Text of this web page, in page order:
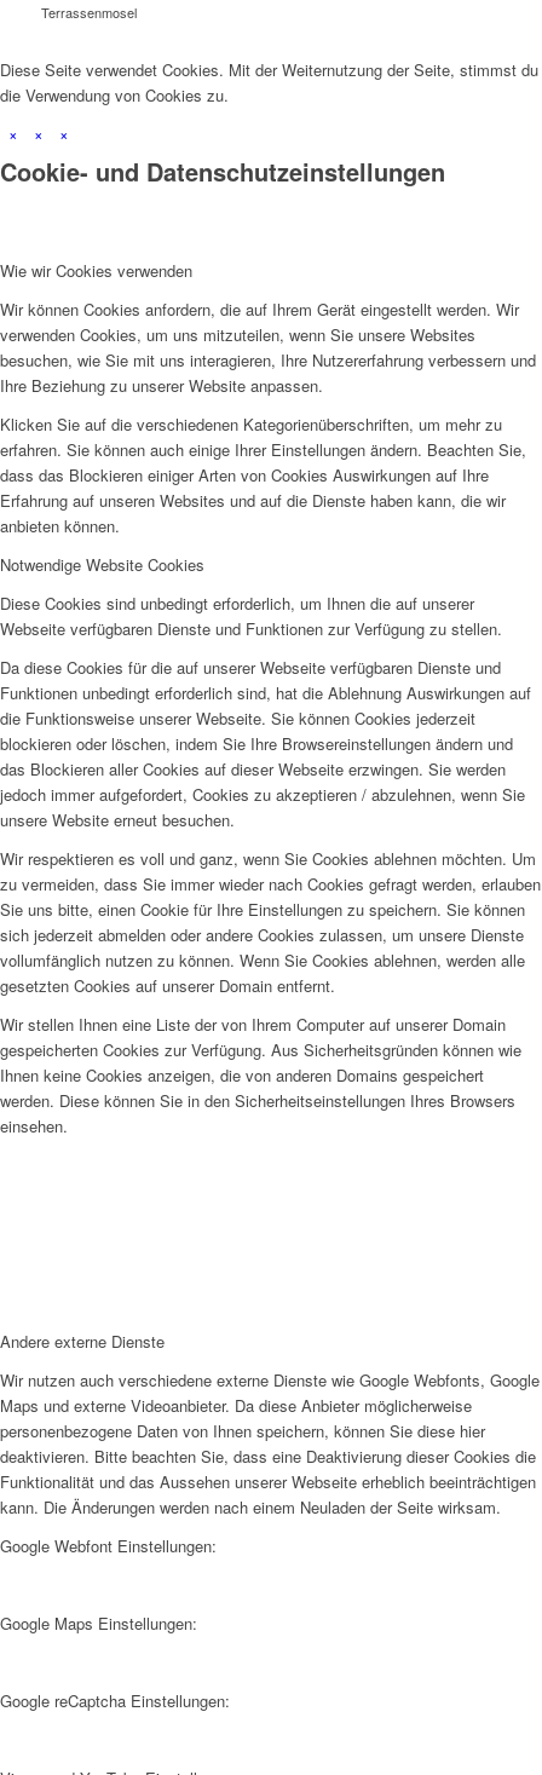
Terrassenmosel
Diese Seite verwendet Cookies. Mit der Weiternutzung der Seite, stimmst du
die Verwendung von Cookies zu.
×
× ×
Cookie- und Datenschutzeinstellungen
Wie wir Cookies verwenden
Wir können Cookies anfordern, die auf Ihrem Gerät eingestellt werden. Wir
verwenden Cookies, um uns mitzuteilen, wenn Sie unsere Websites
besuchen, wie Sie mit uns interagieren, Ihre Nutzererfahrung verbessern und
Ihre Beziehung zu unserer Website anpassen.
Klicken Sie auf die verschiedenen Kategorienüberschriften, um mehr zu
erfahren. Sie können auch einige Ihrer Einstellungen ändern. Beachten Sie,
dass das Blockieren einiger Arten von Cookies Auswirkungen auf Ihre
Erfahrung auf unseren Websites und auf die Dienste haben kann, die wir
anbieten können.
Notwendige Website Cookies
Diese Cookies sind unbedingt erforderlich, um Ihnen die auf unserer
Webseite verfügbaren Dienste und Funktionen zur Verfügung zu stellen.
Da diese Cookies für die auf unserer Webseite verfügbaren Dienste und
Funktionen unbedingt erforderlich sind, hat die Ablehnung Auswirkungen auf
die Funktionsweise unserer Webseite. Sie können Cookies jederzeit
blockieren oder löschen, indem Sie Ihre Browsereinstellungen ändern und
das Blockieren aller Cookies auf dieser Webseite erzwingen. Sie werden
jedoch immer aufgefordert, Cookies zu akzeptieren / abzulehnen, wenn Sie
unsere Website erneut besuchen.
Wir respektieren es voll und ganz, wenn Sie Cookies ablehnen möchten. Um
zu vermeiden, dass Sie immer wieder nach Cookies gefragt werden, erlauben
Sie uns bitte, einen Cookie für Ihre Einstellungen zu speichern. Sie können
sich jederzeit abmelden oder andere Cookies zulassen, um unsere Dienste
vollumfänglich nutzen zu können. Wenn Sie Cookies ablehnen, werden alle
gesetzten Cookies auf unserer Domain entfernt.
Wir stellen Ihnen eine Liste der von Ihrem Computer auf unserer Domain
gespeicherten Cookies zur Verfügung. Aus Sicherheitsgründen können wie
Ihnen keine Cookies anzeigen, die von anderen Domains gespeichert
werden. Diese können Sie in den Sicherheitseinstellungen Ihres Browsers
einsehen.
Andere externe Dienste
Wir nutzen auch verschiedene externe Dienste wie Google Webfonts, Google
Maps und externe Videoanbieter. Da diese Anbieter möglicherweise
personenbezogene Daten von Ihnen speichern, können Sie diese hier
deaktivieren. Bitte beachten Sie, dass eine Deaktivierung dieser Cookies die
Funktionalität und das Aussehen unserer Webseite erheblich beeinträchtigen
kann. Die Änderungen werden nach einem Neuladen der Seite wirksam.
Google Webfont Einstellungen:
Google Maps Einstellungen:
Google reCaptcha Einstellungen: